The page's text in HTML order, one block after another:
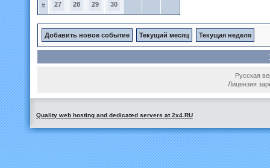
» 27 28 29 30
Добавить новое событие Текущий месяц Текущая неделя
Русская
Лицензия
Quality web hosting and dedicated servers at 2x4.RU